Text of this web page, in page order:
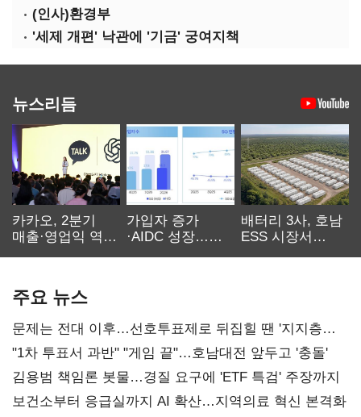
(인사)환경부
'세제 개편' 낙관에 '기금' 궁여지책
뉴스리듬
카카오, 2분기
매출·영업익 역대
가입자 증가
·AIDC 성장…
배터리 3사, 호남
ESS 시장서
주요 뉴스
문제는 전대 이후…선호투표제로 뒤집힐 땐 '지지층
불복'
"1차 투표서 과반" "게임 끝"…호남대전 앞두고 '충돌'
김용범 책임론 봇물…경질 요구에 'ETF 특검' 주장까지
보건소부터 응급실까지 AI 확산…지역의료 혁신 본격화